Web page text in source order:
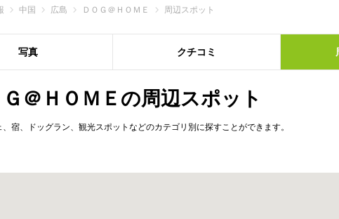
中国 広島 ＤＯＧ＠ＨＯＭＥ 周辺スポット
写真 クチコミ
Ｇ＠ＨＯＭＥの周辺スポット
宿、ドッグラン、観光スポットなどのカテゴリ別に探すことができます。